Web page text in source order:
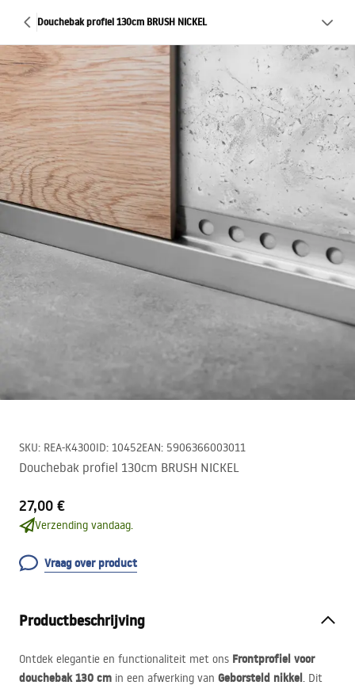
Douchebak profiel 130cm BRUSH NICKEL
SKU: REA-K4300ID: 10452EAN: 5906366003011
Douchebak profiel 130cm BRUSH NICKEL
27,00 €
Verzending vandaag.
Vraag over product
Productbeschrijving
Ontdek elegantie en functionaliteit met ons Frontprofiel voor
douchebak 130 cm in een afwerking van Geborsteld nikkel. Dit